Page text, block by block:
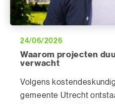
24/06/2026
Waarom projecten
verwacht
Volgens
gemeente Utrecht